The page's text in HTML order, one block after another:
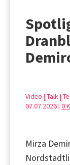
Video | Talk |
07.07.2026 | 0
Mirza